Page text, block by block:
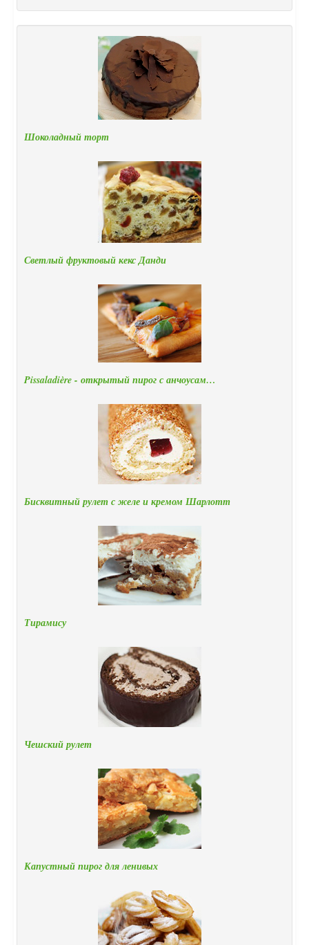
Шоколадный торт
Светлый фруктовый кекс Данди
Pissaladière - открытый пирог с анчоусам…
Бисквитный рулет с желе и кремом Шарлотт
Тирамису
Чешский рулет
Капустный пирог для ленивых